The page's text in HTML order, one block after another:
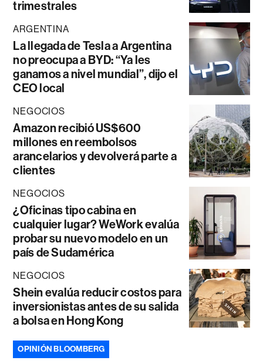
trimestrales
ARGENTINA
La llegada de Tesla a Argentina
no preocupa a BYD: “Ya les
ganamos a nivel mundial”, dijo el
CEO local
NEGOCIOS
Amazon recibió US$600
millones en reembolsos
arancelarios y devolverá parte a
clientes
NEGOCIOS
¿Oficinas tipo cabina en
cualquier lugar? WeWork evalúa
probar su nuevo modelo en un
país de Sudamérica
NEGOCIOS
Shein evalúa reducir costos para
inversionistas antes de su salida
a bolsa en Hong Kong
OPINIÓN BLOOMBERG